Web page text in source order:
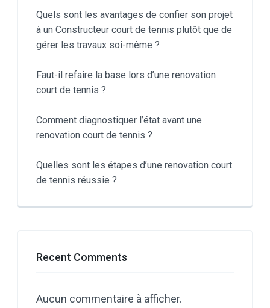
Quels sont les avantages de confier son projet
à un Constructeur court de tennis plutôt que de
gérer les travaux soi-même ?
Faut-il refaire la base lors d’une renovation
court de tennis ?
Comment diagnostiquer l’état avant une
renovation court de tennis ?
Quelles sont les étapes d’une renovation court
de tennis réussie ?
Recent Comments
Aucun commentaire à afficher.